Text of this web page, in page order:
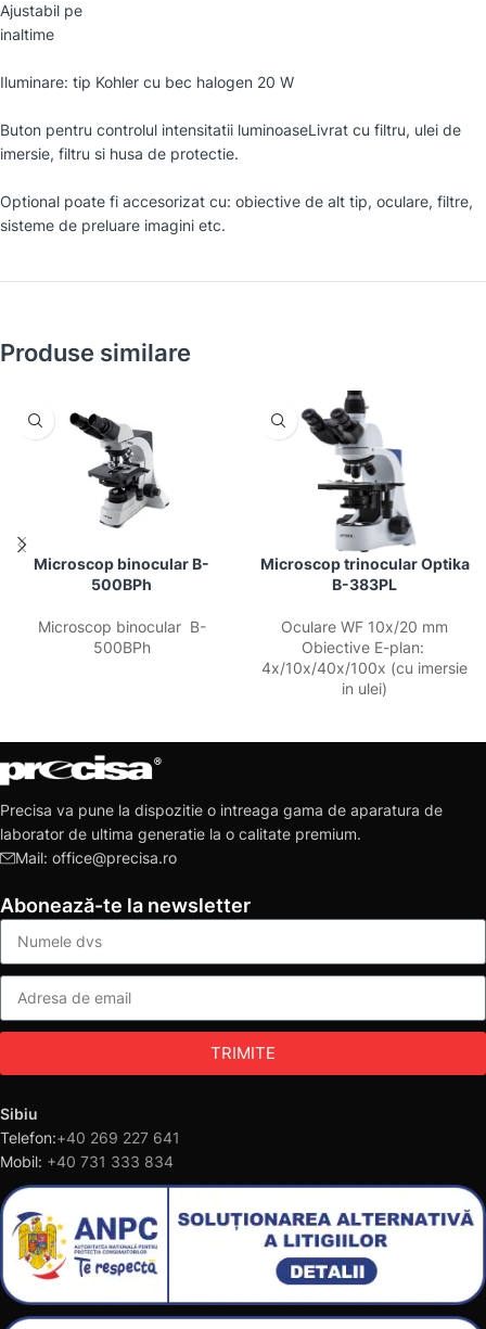
Ajustabil pe
inaltime
Iluminare: tip Kohler cu bec halogen 20 W
Buton pentru controlul intensitatii luminoaseLivrat cu filtru, ulei de
imersie, filtru si husa de protectie.
Optional poate fi accesorizat cu: obiective de alt tip, oculare, filtre,
sisteme de preluare imagini etc.
Produse similare
Microscop binocular B-
500BPh
Microscop binocular B-
500BPh
Microscop trinocular Optika
B-383PL
Oculare WF 10x/20 mm
Obiective E-plan:
4x/10x/40x/100x (cu imersie
in ulei)
Precisa va pune la dispozitie o intreaga gama de aparatura de
laborator de ultima generatie la o calitate premium.
Mail: office@precisa.ro
Abonează-te la newsletter
TRIMITE
Sibiu
Telefon:+40 269 227 641
Mobil: +40 731 333 834